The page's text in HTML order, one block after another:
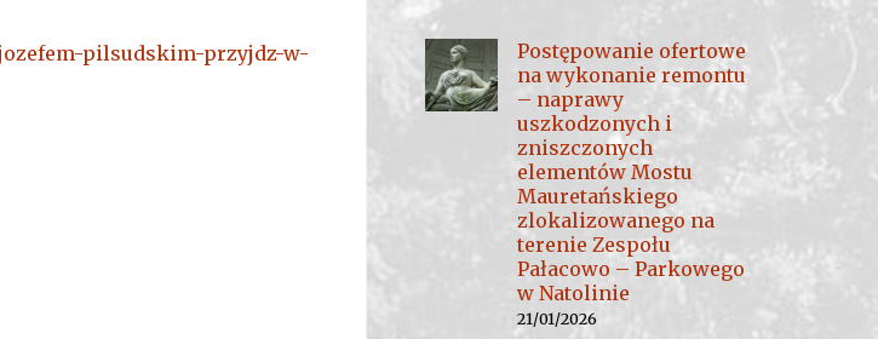
pilsudskim-przyjdz-w-
Postępowanie ofertowe
na wykonanie remontu
– naprawy
uszkodzonych i
zniszczonych
elementów Mostu
Mauretańskiego
zlokalizowanego na
terenie Zespołu
Pałacowo – Parkowego
w Natolinie
21/01/2026